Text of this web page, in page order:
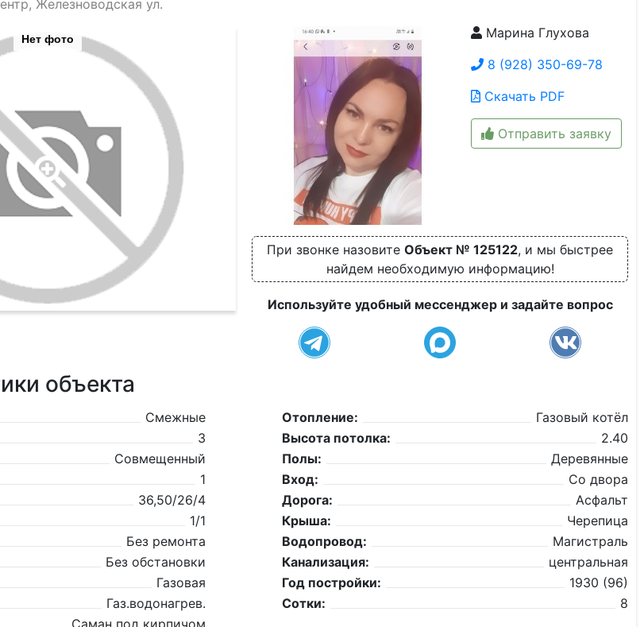
Железноводская ул.
Нет фото
Марина Глухова
8 (928) 350-69-78
Скачать PDF
Отправить заявку
При звонке назовите Объект № 125122, и мы быстрее
найдем необходимую информацию!
Используйте удобный мессенджер и задайте вопрос
объекта
Смежные
3
Совмещенный
1
36,50/26/4
1/1
Без ремонта
Без обстановки
Газовая
Газ.водонагрев.
Саман под кирпичом
Отопление:
Газовый котёл
Высота потолка:
2.40
Полы:
Деревянные
Вход:
Со двора
Дорога:
Асфальт
Крыша:
Черепица
Водопровод:
Магистраль
Канализация:
центральная
Год постройки:
1930 (96)
Сотки:
8